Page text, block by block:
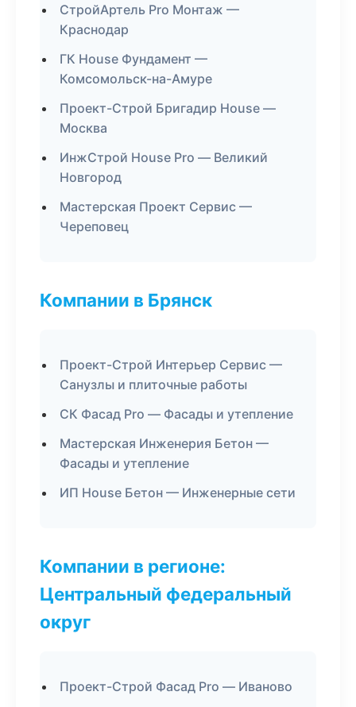
СтройАртель Pro Монтаж —
Краснодар
ГК House Фундамент —
Комсомольск-на-Амуре
Проект-Строй Бригадир House —
Москва
ИнжСтрой House Pro — Великий
Новгород
Мастерская Проект Сервис —
Череповец
Компании в Брянск
Проект-Строй Интерьер Сервис —
Санузлы и плиточные работы
СК Фасад Pro — Фасады и утепление
Мастерская Инженерия Бетон —
Фасады и утепление
ИП House Бетон — Инженерные сети
Компании в регионе:
Центральный федеральный
округ
Проект-Строй Фасад Pro — Иваново